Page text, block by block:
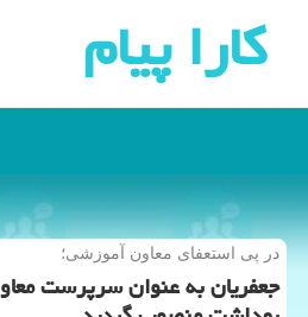
كارا پیام
در پی استعفای معاون آموزشی؛
جعفریان به عنوان سرپرست